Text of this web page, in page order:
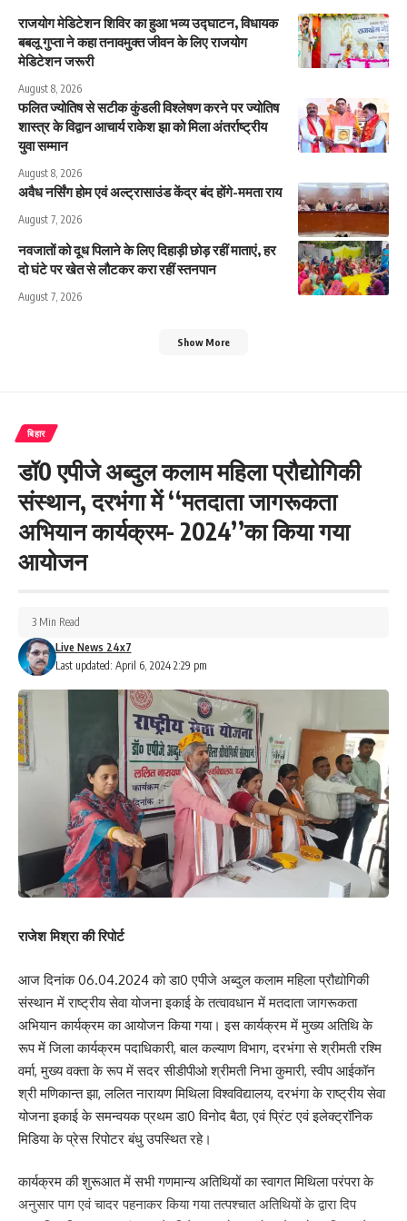
राजयोग मेडिटेशन शिविर का हुआ भव्य उद्घाटन, विधायक
बबलू गुप्ता ने कहा तनावमुक्त जीवन के लिए राजयोग
मेडिटेशन जरूरी
August 8, 2026
फलित ज्योतिष से सटीक कुंडली विश्लेषण करने पर ज्योतिष
शास्त्र के विद्वान आचार्य राकेश झा को मिला अंतर्राष्ट्रीय
युवा सम्मान
August 8, 2026
अवैध नर्सिंग होम एवं अल्ट्रासाउंड केंद्र बंद होंगे-ममता राय
August 7, 2026
नवजातों को दूध पिलाने के लिए दिहाड़ी छोड़ रहीं माताएं, हर
दो घंटे पर खेत से लौटकर करा रहीं स्तनपान
August 7, 2026
Show More
बिहार
डॉ0 एपीजे अब्दुल कलाम महिला प्रौद्योगिकी
संस्थान, दरभंगा में ‘‘मतदाता जागरूकता
अभियान कार्यक्रम- 2024’’का किया गया
आयोजन
Last updated: April 6, 2024 2:29 pm
Live News 24x7
3 Min Read
राजेश मिश्रा की रिपोर्ट
आज दिनांक 06.04.2024 को डा0 एपीजे अब्दुल कलाम महिला प्रौद्योगिकी
संस्थान में राष्ट्रीय सेवा योजना इकाई के तत्वावधान में मतदाता जागरूकता
अभियान कार्यक्रम का आयोजन किया गया। इस कार्यक्रम में मुख्य अतिथि के
रूप में जिला कार्यक्रम पदाधिकारी, बाल कल्याण विभाग, दरभंगा से श्रीमती रश्मि
वर्मा, मुख्य वक्ता के रूप में सदर सीडीपीओ श्रीमती निभा कुमारी, स्वीप आईकॉन
श्री मणिकान्त झा, ललित नारायण मिथिला विश्वविद्यालय, दरभंगा के राष्ट्रीय सेवा
योजना इकाई के समन्वयक प्रथम डा0 विनोद बैठा, एवं प्रिंट एवं इलेक्ट्रॉनिक
मिडिया के प्रेस रिपोटर बंधु उपस्थित रहे।
कार्यक्रम की शुरूआत में सभी गणमान्य अतिथियों का स्वागत मिथिला परंपरा के
अनुसार पाग एवं चादर पहनाकर किया गया तत्पश्चात अतिथियों के द्वारा दिप